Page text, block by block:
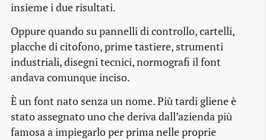
insieme i due risultati.
Oppure quando su pannelli di controllo, cartelli,
placche di citofono, prime tastiere, strumenti
industriali, disegni tecnici, normografi il font
andava comunque inciso.
È un font nato senza un nome. Più tardi gliene è
stato assegnato uno che deriva dall’azienda più
famosa a impiegarlo per prima nelle proprie